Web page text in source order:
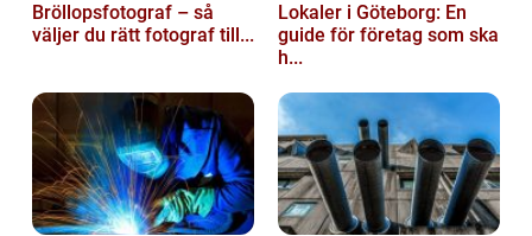
Bröllopsfotograf – så
väljer du rätt fotograf till...
Lokaler i Göteborg: En
guide för företag som ska
h...